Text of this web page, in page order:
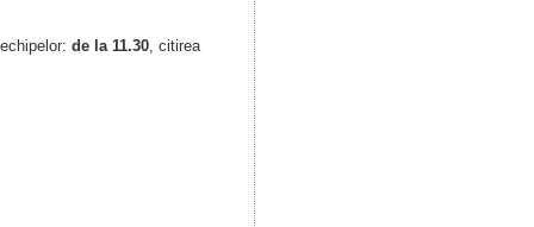
de la 11.30 , citirea